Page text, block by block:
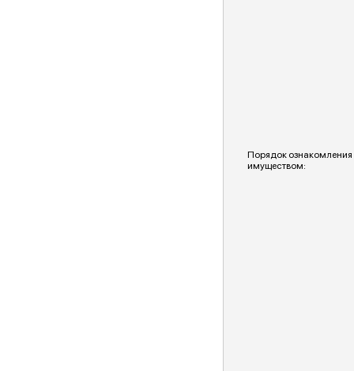
Порядок ознакомления
имуществом: